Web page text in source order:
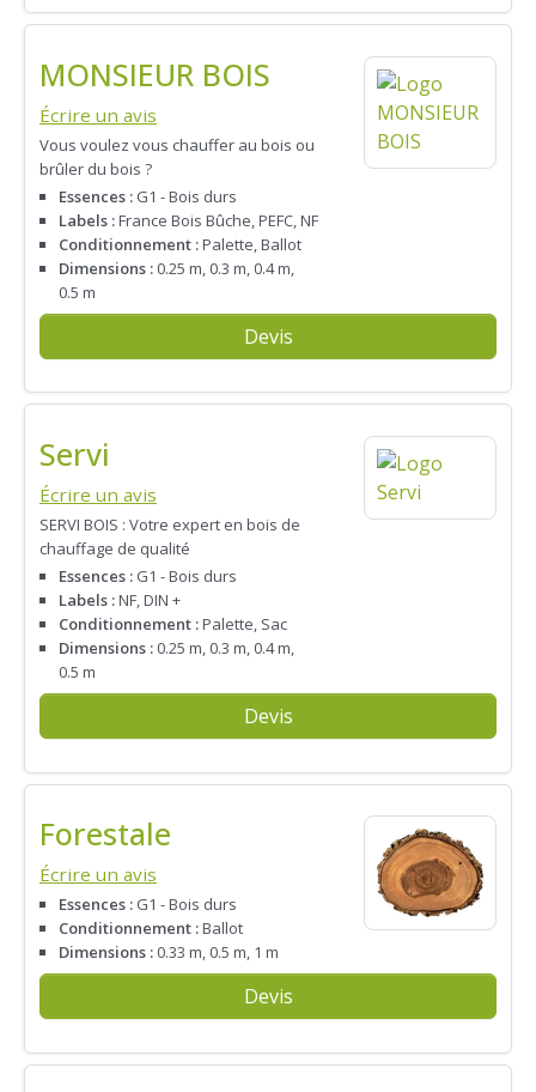
MONSIEUR BOIS
Écrire un avis
Vous voulez vous chauffer au bois ou
brûler du bois ?
Essences : G1 - Bois durs
Labels :France Bois Bûche, PEFC, NF
Conditionnement :Palette, Ballot
Dimensions : 0.25 m, 0.3 m, 0.4 m,
0.5 m
Devis
Servi
Écrire un avis
SERVI BOIS : Votre expert en bois de
chauffage de qualité
Essences : G1 - Bois durs
Labels :NF, DIN +
Conditionnement :Palette, Sac
Dimensions : 0.25 m, 0.3 m, 0.4 m,
0.5 m
Devis
Forestale
Écrire un avis
Essences : G1 - Bois durs
Conditionnement :Ballot
Dimensions : 0.33 m, 0.5 m, 1 m
Devis